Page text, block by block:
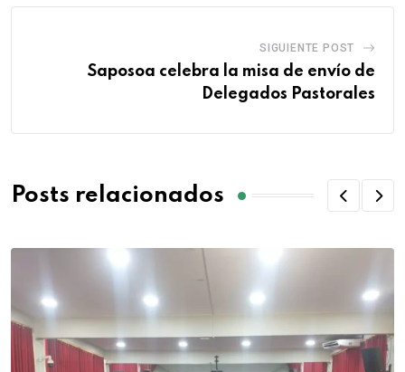
SIGUIENTE POST
Saposoa celebra la misa de envío de
Delegados Pastorales
Posts relacionados